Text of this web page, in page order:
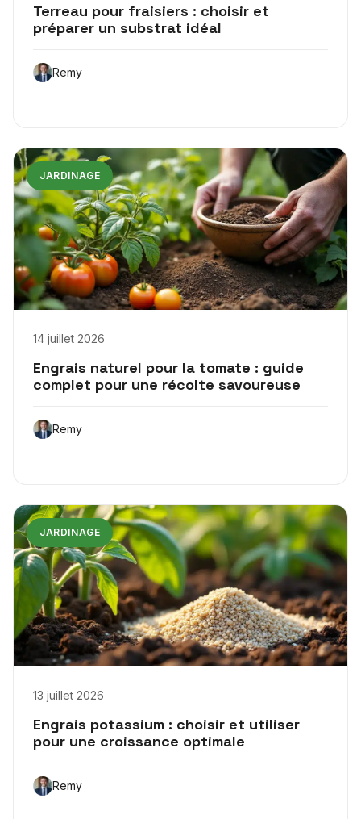
Terreau pour fraisiers : choisir et
préparer un substrat idéal
Remy
JARDINAGE
14 juillet 2026
Engrais naturel pour la tomate : guide
complet pour une récolte savoureuse
Remy
JARDINAGE
13 juillet 2026
Engrais potassium : choisir et utiliser
pour une croissance optimale
Remy